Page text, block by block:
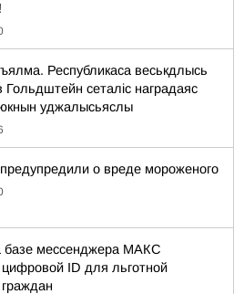
Республикаса веськдлысь
Гольдштейн сеталіс наградаяс
уджалысьяслы
о вреде мороженого
базе мессенджера МАКС
ID для льготной
граждан